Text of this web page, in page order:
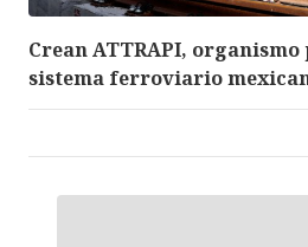
Crean ATTRAPI,
sistema ferroviario